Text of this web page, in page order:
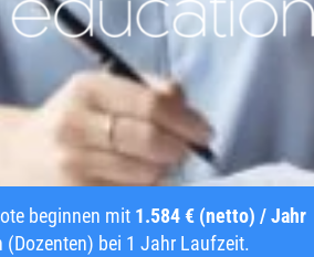
beginnen mit 1.584 € (netto) / Jahr
(Dozenten) bei 1 Jahr Laufzeit.